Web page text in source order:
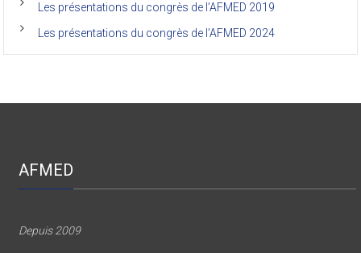
Les présentations du congrès de l’AFMED 2019
Les présentations du congrès de l’AFMED 2024
AFMED
Depuis 2009